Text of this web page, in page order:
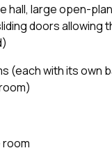
hall, large open-
doors allowing
(each with its own
room